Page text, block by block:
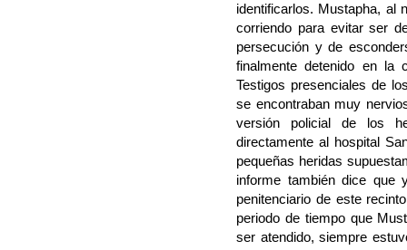
identificarlos. Mustapha, al
corriendo para evitar ser
persecución y de
finalmente detenido en la
Testigos presenciales de
se encontraban muy
versión policial de los
directamente al hospital
pequeñas heridas
informe también dice que
penitenciario de este
periodo de tiempo que
ser atendido, siempre